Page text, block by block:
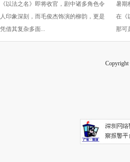
“蠢” 让毛俊杰重回巅峰
《以法之名》即将收官，剧中诸多角色令
人印象深刻，而毛俊杰饰演的柳韵，更是
凭借其复杂多面...
级”
的
暑期
在《
那可